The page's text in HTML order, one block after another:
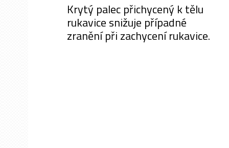
Krytý palec přichycený k tělu
rukavice snižuje případné
zranění při zachycení rukavice.